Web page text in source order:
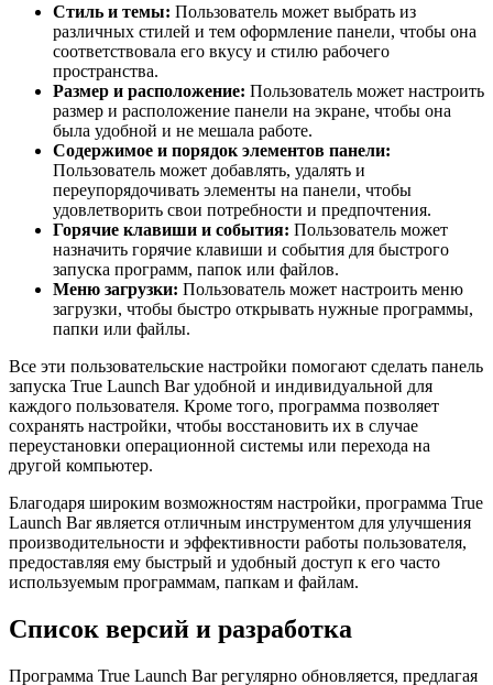
Стиль и темы: Пользователь может выбрать из
различных стилей и тем оформление панели, чтобы она
соответствовала его вкусу и стилю рабочего
пространства.
Размер и расположение: Пользователь может настроить
размер и расположение панели на экране, чтобы она
была удобной и не мешала работе.
Содержимое и порядок элементов панели:
Пользователь может добавлять, удалять и
переупорядочивать элементы на панели, чтобы
удовлетворить свои потребности и предпочтения.
Горячие клавиши и события: Пользователь может
назначить горячие клавиши и события для быстрого
запуска программ, папок или файлов.
Меню загрузки: Пользователь может настроить меню
загрузки, чтобы быстро открывать нужные программы,
папки или файлы.
Все эти пользовательские настройки помогают сделать панель
запуска True Launch Bar удобной и индивидуальной для
каждого пользователя. Кроме того, программа позволяет
сохранять настройки, чтобы восстановить их в случае
переустановки операционной системы или перехода на
другой компьютер.
Благодаря широким возможностям настройки, программа True
Launch Bar является отличным инструментом для улучшения
производительности и эффективности работы пользователя,
предоставляя ему быстрый и удобный доступ к его часто
используемым программам, папкам и файлам.
Список версий и разработка
Программа True Launch Bar регулярно обновляется, предлагая